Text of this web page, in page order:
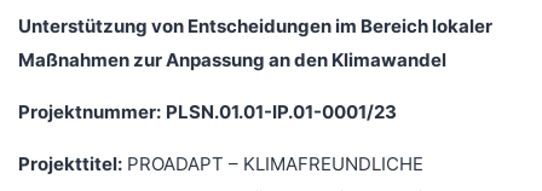
Unterstützung von Entscheidungen im Bereich lokaler
Maßnahmen zur Anpassung an den Klimawandel
Projektnummer: PLSN.01.01-IP.01-0001/23
Projekttitel: PROADAPT – KLIMAFREUNDLICHE